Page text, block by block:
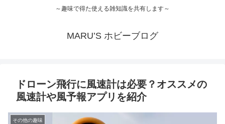
～趣味で得た使える雑知識を共有します～
MARU’S ホビーブログ
ドローン飛行に風速計は必要？オススメの
風速計や風予報アプリを紹介
その他の趣味